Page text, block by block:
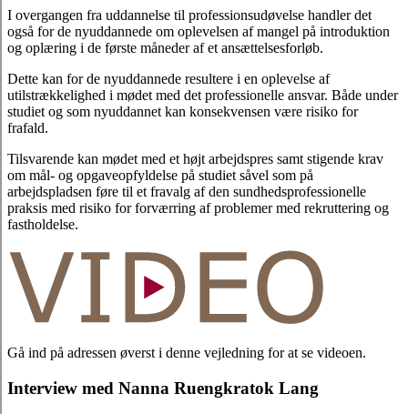
I overgangen fra uddannelse til professionsudøvelse handler det
også for de nyuddannede om oplevelsen af mangel på introduktion
og oplæring i de første måneder af et ansættelsesforløb.
Dette kan for de nyuddannede resultere i en oplevelse af
utilstrækkelighed i mødet med det professionelle ansvar. Både under
studiet og som nyuddannet kan konsekvensen være risiko for
frafald.
Tilsvarende kan mødet med et højt arbejdspres samt stigende krav
om mål- og opgaveopfyldelse på studiet såvel som på
arbejdspladsen føre til et fravalg af den sundhedsprofessionelle
praksis med risiko for forværring af problemer med rekruttering og
fastholdelse.
Gå ind på adressen øverst i denne vejledning for at se videoen.
Interview med Nanna Ruengkratok Lang